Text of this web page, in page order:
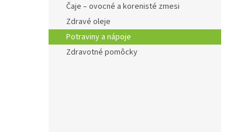
Čaje – ovocné a korenisté zmesi
Zdravé oleje
Potraviny a nápoje
Zdravotné pomôcky